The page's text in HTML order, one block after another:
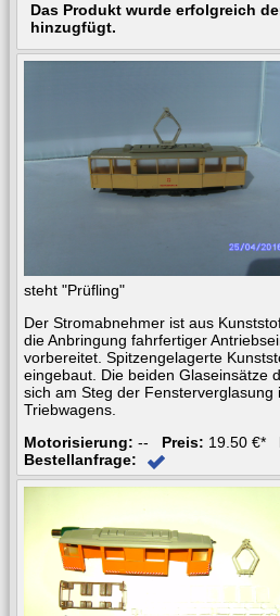
Das Produkt wurde erfolgreich
hinzugfügt.
steht "Prüfling"
Der Stromabnehmer ist aus
die Anbringung fahrfertiger
vorbereitet. Spitzengelagerte
eingebaut. Die beiden Glaseinsätze
sich am Steg der Fensterverglasung
Triebwagens.
Motorisierung: -- Preis: 19.50 €*
Bestellanfrage: